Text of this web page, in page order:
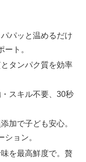
パッと温めるだけ
ト。
タンパク質を効率
スキル不要、30秒
加で子ども安心。
ョン。
を最高鮮度で。贅